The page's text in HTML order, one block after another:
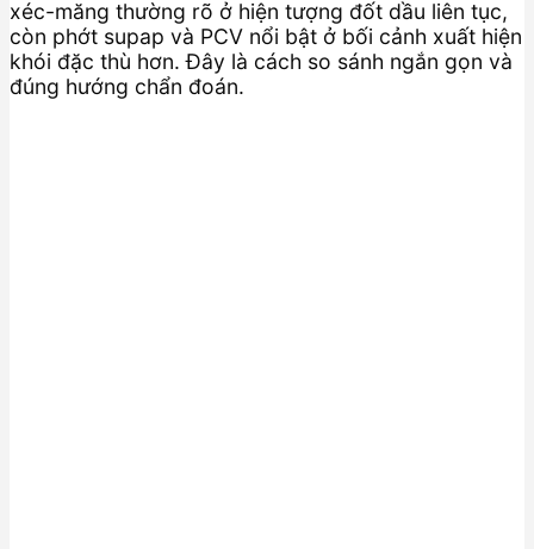
xéc-măng thường rõ ở hiện tượng đốt dầu liên tục,
còn phớt supap và PCV nổi bật ở bối cảnh xuất hiện
khói đặc thù hơn. Đây là cách so sánh ngắn gọn và
đúng hướng chẩn đoán.